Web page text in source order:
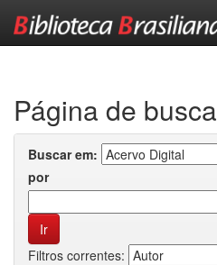
Página de busca
Buscar em:
por
Filtros correntes: